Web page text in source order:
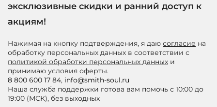
эксклюзивные скидки и ранний доступ к
акциям!
Нажимая на кнопку подтверждения, я даю согласие на
обработку персональных данных в соответствии с
политикой обработки персональных данных и
принимаю условия оферты.
8 800 600 17 84, info@smith-soul.ru
Наша служба поддержки готова вам помочь с 10:00 до
19:00 (МСК), без выходных